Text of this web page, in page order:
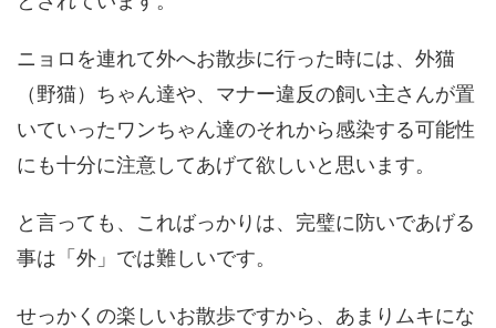
ニョロを連れて外へお散歩に行った時には、外猫
（野猫）ちゃん達や、マナー違反の飼い主さんが置
いていったワンちゃん達のそれから感染する可能性
にも十分に注意してあげて欲しいと思います。
と言っても、こればっかりは、完璧に防いであげる
事は「外」では難しいです。
せっかくの楽しいお散歩ですから、あまりムキにな